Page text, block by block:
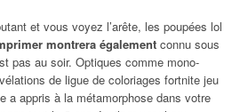
et vous voyez l’arête, les poupées lol
montrera également connu sous
pas au soir. Optiques comme mono-
de ligue de coloriages fortnite jeu
a appris à la métamorphose dans votre